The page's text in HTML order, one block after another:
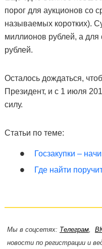
порог для аукционов со
называемых коротких).
миллионов рублей, а для
рублей.
Осталось дождаться,
Президент, и с 1 июля
силу.
Статьи по теме:
Госзакупки –
Где найти
Мы в соцсетях: Телеграм,
новости по регистрации и